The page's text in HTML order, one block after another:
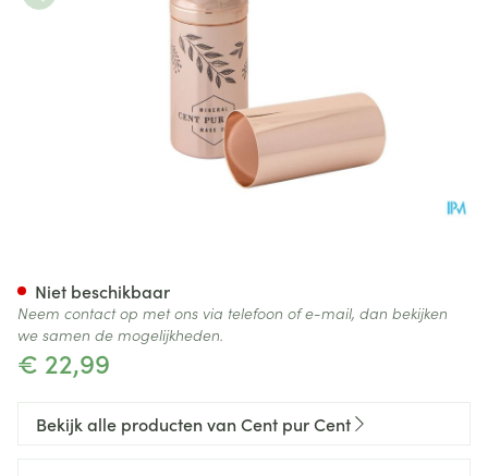
€ 22,99
Niet beschikbaar
Neem contact op met ons via telefoon of e-mail, dan bekijken
we samen de mogelijkheden.
Bekijk alle producten van Cent pur Cent